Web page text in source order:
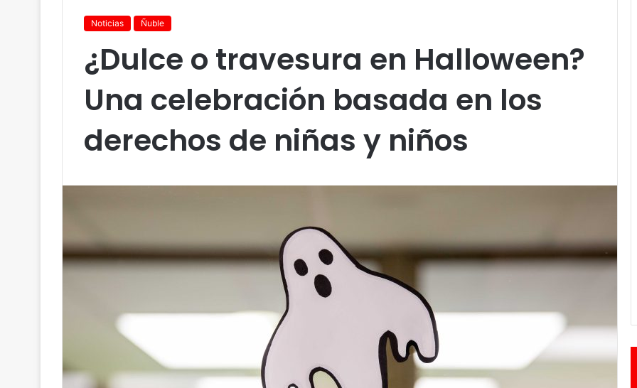
Noticias Ñuble
¿Dulce o travesura en Halloween?
Una celebración basada en los
derechos de niñas y niños